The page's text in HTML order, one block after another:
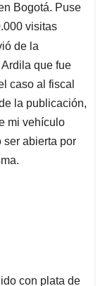
Bogotá. Puse
visitas
de la
que fue
caso al fiscal
la publicación,
mi vehículo
ser abierta por
con plata de